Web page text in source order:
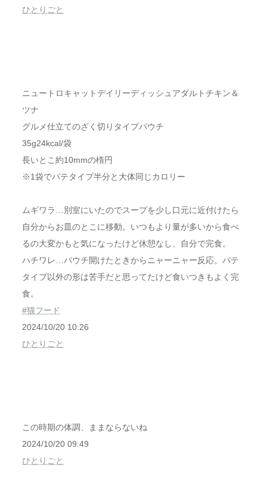
ひとりごと
ニュートロキャットデイリーディッシュアダルトチキン＆
ツナ
グルメ仕立てのざく切りタイプパウチ
35g24kcal/袋
長いとこ約10mmの楕円
※1袋でパテタイプ半分と大体同じカロリー
ムギワラ…別室にいたのでスープを少し口元に近付けたら
自分からお皿のとこに移動。いつもより量が多いから食べ
るの大変かもと気になったけど休憩なし、自分で完食。
ハチワレ…パウチ開けたときからニャーニャー反応。パテ
タイプ以外の形は苦手だと思ってたけど食いつきもよく完
食。
#猫フード
2024/10/20 10:26
ひとりごと
この時期の体調、ままならないね
2024/10/20 09:49
ひとりごと